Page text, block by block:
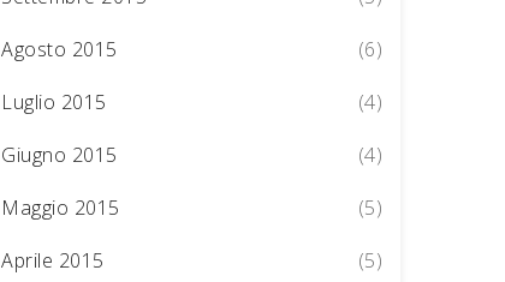
Agosto 2015
(6)
Luglio 2015
(4)
Giugno 2015
(4)
Maggio 2015
(5)
Aprile 2015
(5)